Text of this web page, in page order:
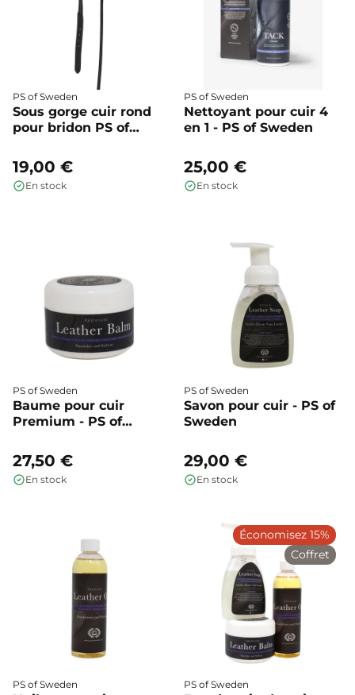
PS of Sweden
Sous gorge cuir rond
pour bridon PS of
sur ton - PS of Sweden
19,00 €
En stock
PS of Sweden
Nettoyant pour cuir 4
en 1 - PS of Sweden
25,00 €
En stock
PS of Sweden
Baume pour cuir
Premium - PS of
27,50 €
En stock
PS of Sweden
Savon pour cuir - PS of
Sweden
29,00 €
En stock
PS of Sweden PS of Sweden
Économisez 15%
Coffret